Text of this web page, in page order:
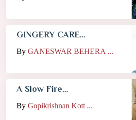
GINGERY CARE...
By GANESWAR BEHERA ...
A Slow Fire...
By Gopikrishnan Kott ...